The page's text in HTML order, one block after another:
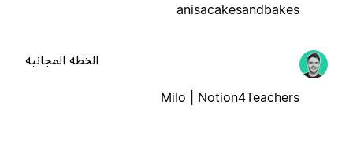
anisacakesandbakes
Milo | Notion4Teachers
الخطة المجانية